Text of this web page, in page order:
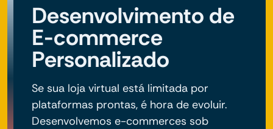
Desenvolvimento de
E-commerce
Personalizado
Se sua loja virtual está limitada por
plataformas prontas, é hora de evoluir.
Desenvolvemos e-commerces sob